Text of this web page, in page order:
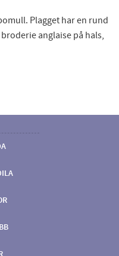
Plagget har en rund
anglaise på hals,